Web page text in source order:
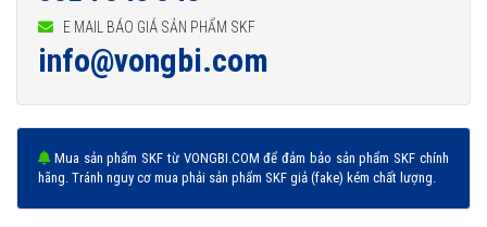
E MAIL BÁO GIÁ SẢN PHẨM SKF
info@vongbi.com
Mua sản phẩm SKF từ VONGBI.COM để đảm bảo sản phẩm SKF chính
hãng. Tránh nguy cơ mua phải sản phẩm SKF giả (fake) kém chất lượng.